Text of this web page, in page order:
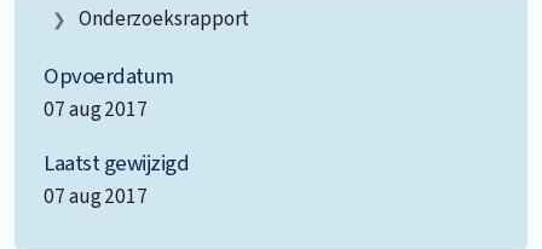
Onderzoeksrapport
Opvoerdatum
07 aug 2017
Laatst gewijzigd
07 aug 2017